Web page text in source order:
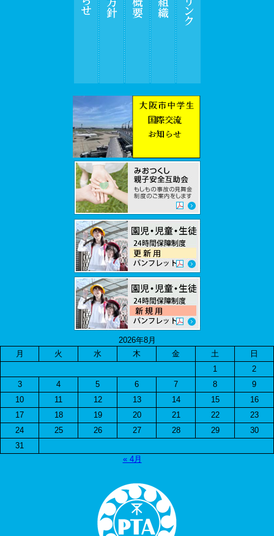
2026年8月
月
火 水 木 金 土
日
1
2
3
4 5 6 7 8
9
10
11 12 13 14 15
16
17
18 19 20 21 22
23
24
25 26 27 28 29
30
31
« 4月